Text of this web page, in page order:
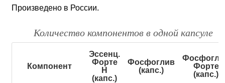
Произведено в России.
Количество компонентов в одной капсуле
Компонент
Эссенц.
Форте
Н
(капс.)
Фосфоглив
(капс.)
Форте
(капс.)